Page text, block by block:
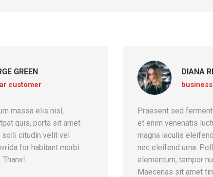
GREEN
customer
massa elis nisl,
quis, porta sit amet
citudin velit vel
for habitant morbi
DIANA
Praesent sed
et enim venenatis
magna iaculis
nec eleifend urna.
elementum, tempor
Maecenas sit amet